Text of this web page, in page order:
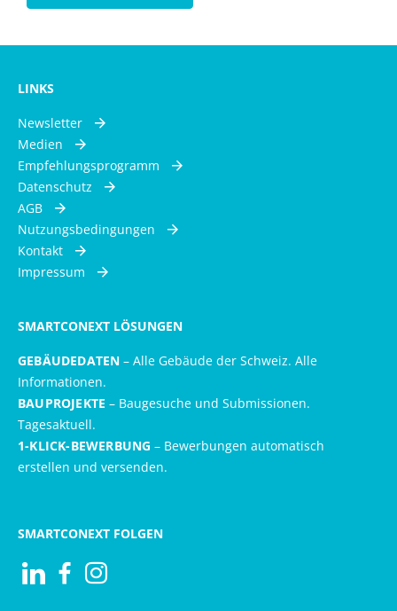
LINKS
Newsletter
Medien
Empfehlungsprogramm
Datenschutz
AGB
Nutzungsbedingungen
Kontakt
Impressum
SMARTCONEXT LÖSUNGEN
GEBÄUDEDATEN – Alle Gebäude der Schweiz. Alle
Informationen.
BAUPROJEKTE – Baugesuche und Submissionen.
Tagesaktuell.
1-KLICK-BEWERBUNG – Bewerbungen automatisch
erstellen und versenden.
SMARTCONEXT FOLGEN